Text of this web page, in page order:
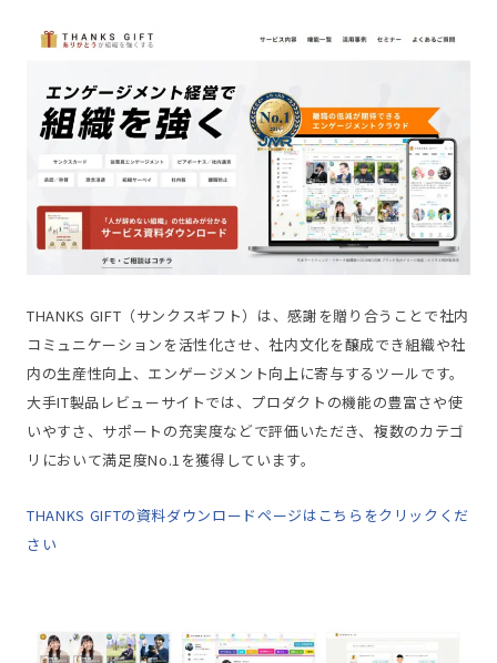
THANKS GIFT（サンクスギフト）は、感謝を贈り合うことで社内
コミュニケーションを活性化させ、社内文化を醸成でき組織や社
内の生産性向上、エンゲージメント向上に寄与するツールです。
大手IT製品レビューサイトでは、プロダクトの機能の豊富さや使
いやすさ、サポートの充実度などで評価いただき、複数のカテゴ
リにおいて満足度No.1を獲得しています。
THANKS GIFTの資料ダウンロードページはこちらをクリックくだ
さい